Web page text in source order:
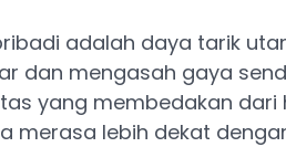
adalah daya tarik
dan mengasah gaya
yang membedakan dari
merasa lebih dekat